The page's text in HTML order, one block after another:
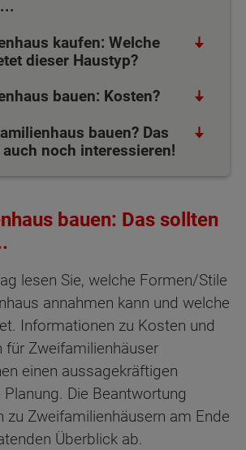
kaufen: Welche
dieser Haustyp?
bauen: Kosten?
bauen? Das
noch interessieren!
bauen: Das sollten
lesen Sie, welche Formen/Stile
annahmen kann und welche
Informationen zu Kosten und
für Zweifamilienhäuser
einen aussagekräftigen
Die Beantwortung
zu Zweifamilienhäusern am Ende
Überblick ab.